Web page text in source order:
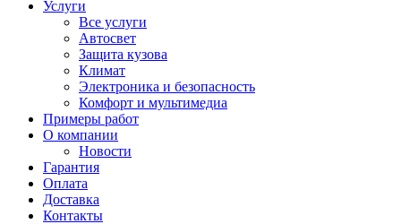
Услуги
Все услуги
Автосвет
Защита кузова
Климат
Электроника и безопасность
Комфорт и мультимедиа
Примеры работ
О компании
Новости
Гарантия
Оплата
Доставка
Контакты